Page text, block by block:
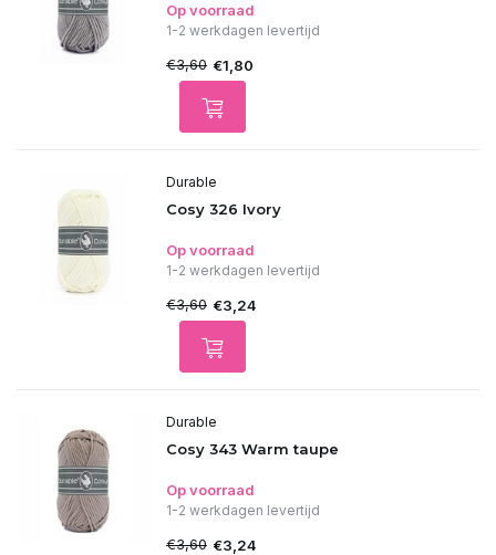
Op voorraad
1-2 werkdagen levertijd
€3,60 €1,80
Durable
Cosy 326 Ivory
Op voorraad
1-2 werkdagen levertijd
€3,60 €3,24
Durable
Cosy 343 Warm taupe
Op voorraad
1-2 werkdagen levertijd
€3,60 €3,24